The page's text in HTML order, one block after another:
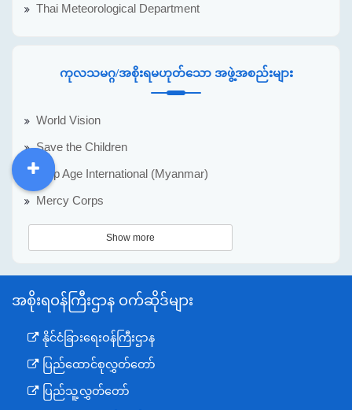
Thai Meteorological Department
ကုလသမဂ္ဂ/အစိုးရမဟုတ်သော အဖွဲ့အစည်းများ
World Vision
Save the Children
Help Age International (Myanmar)
Mercy Corps
Show more
အစိုးရဝန်ကြီးဌာန ဝက်ဆိုဒ်များ
နိုင်ငံခြားရေးဝန်ကြီးဌာန
ပြည်ထောင်စုလွှတ်တော်
ပြည်သူ့လွှတ်တော်